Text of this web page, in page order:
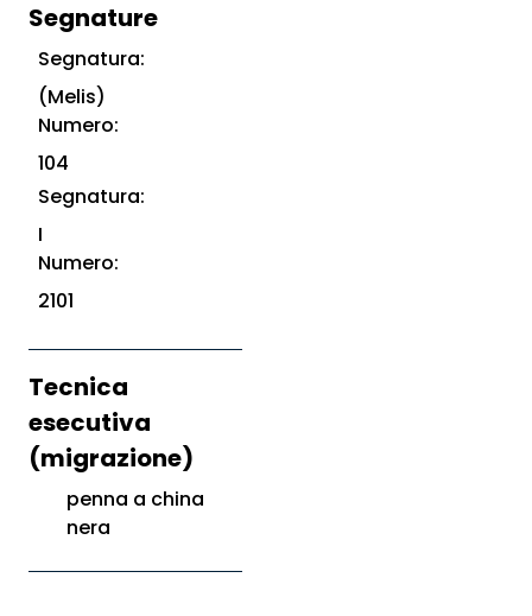
Segnature
Segnatura:
(Melis)
Numero:
104
Segnatura:
I
Numero:
2101
Tecnica
esecutiva
(migrazione)
penna a china
nera